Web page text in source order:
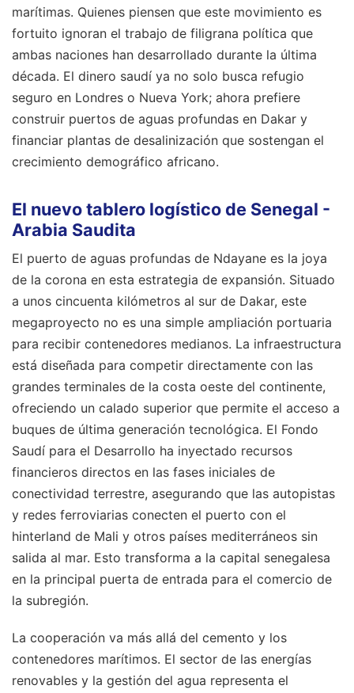
marítimas. Quienes piensen que este movimiento es
fortuito ignoran el trabajo de filigrana política que
ambas naciones han desarrollado durante la última
década. El dinero saudí ya no solo busca refugio
seguro en Londres o Nueva York; ahora prefiere
construir puertos de aguas profundas en Dakar y
financiar plantas de desalinización que sostengan el
crecimiento demográfico africano.
El nuevo tablero logístico de Senegal -
Arabia Saudita
El puerto de aguas profundas de Ndayane es la joya
de la corona en esta estrategia de expansión. Situado
a unos cincuenta kilómetros al sur de Dakar, este
megaproyecto no es una simple ampliación portuaria
para recibir contenedores medianos. La infraestructura
está diseñada para competir directamente con las
grandes terminales de la costa oeste del continente,
ofreciendo un calado superior que permite el acceso a
buques de última generación tecnológica. El Fondo
Saudí para el Desarrollo ha inyectado recursos
financieros directos en las fases iniciales de
conectividad terrestre, asegurando que las autopistas
y redes ferroviarias conecten el puerto con el
hinterland de Mali y otros países mediterráneos sin
salida al mar. Esto transforma a la capital senegalesa
en la principal puerta de entrada para el comercio de
la subregión.
La cooperación va más allá del cemento y los
contenedores marítimos. El sector de las energías
renovables y la gestión del agua representa el